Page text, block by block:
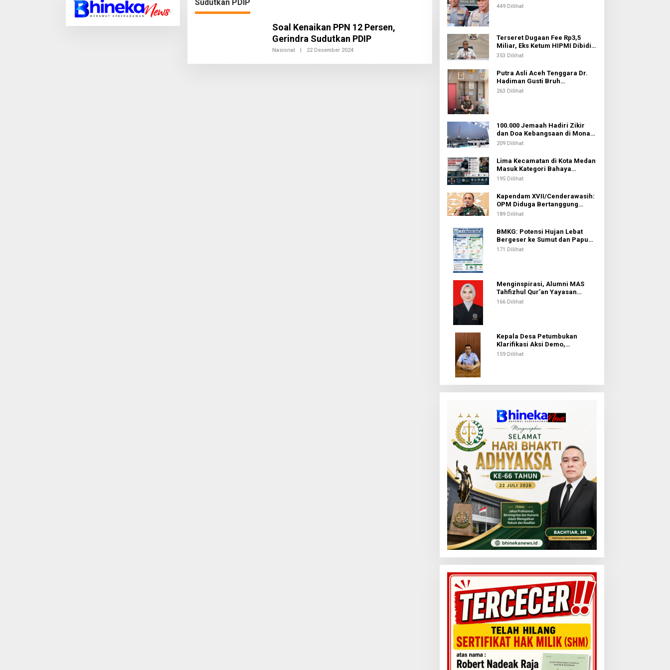
Sudutkan PDIP
Soal Kenaikan PPN 12 Persen,
Gerindra Sudutkan PDIP
Nasional | 22 Desember 2024O
E
Kepolisian
449 Dilihat
Terseret Dugaan Fee Rp3,5
Miliar, Eks Ketum HIPMI Dibidik
KPK
353 Dilihat
Putra Asli Aceh Tenggara Dr.
Hadiman Gusti Bruh
Diamanahkan sebagai Kajari
263 Dilihat
100.000 Jemaah Hadiri Zikir
dan Doa Kebangsaan di Monas,
Wujud Syukur atas
209 Dilihat
Lima Kecamatan di Kota Medan
Masuk Kategori Bahaya
Narkoba, Medan Johor
195 Dilihat
Kapendam XVII/Cenderawasih:
OPM Diduga Bertanggung
Jawab atas Penembakan Lima
189 Dilihat
BMKG: Potensi Hujan Lebat
Bergeser ke Sumut dan Papua
Pegunungan pada 5 Agustus
171 Dilihat
Menginspirasi, Alumni MAS
Tahfizhul Qur’an Yayasan
Islamic Centre Sumut Raih
166 Dilihat
Kepala Desa Petumbukan
Klarifikasi Aksi Demo,
Tegaskan Pengelolaan Dana
159 Dilihat